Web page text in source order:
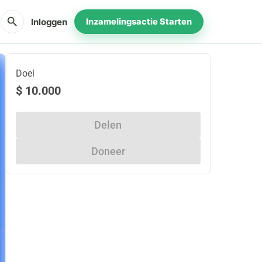
search Inloggen Inzamelingsactie Starten
Doel
$ 10.000
Delen
Doneer